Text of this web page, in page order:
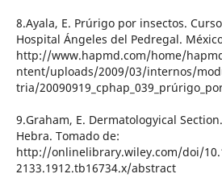
8.Ayala, E. Prúrigo por insectos.
Hospital Ángeles del Pedregal.
http://www.hapmd.com/home/
ntent/uploads/2009/03/internos/
tria/
9.Graham, E. Dermatologyical
Hebra. Tomado de:
http://onlinelibrary.wiley.com/doi/
2133.1912.tb16734.x/abstract